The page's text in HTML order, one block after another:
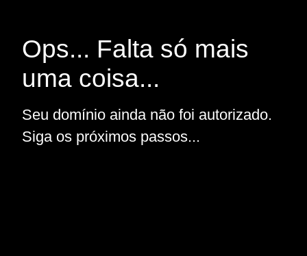
Ops... Falta só mais
uma coisa...
Seu domínio ainda não foi autorizado.
Siga os próximos passos...